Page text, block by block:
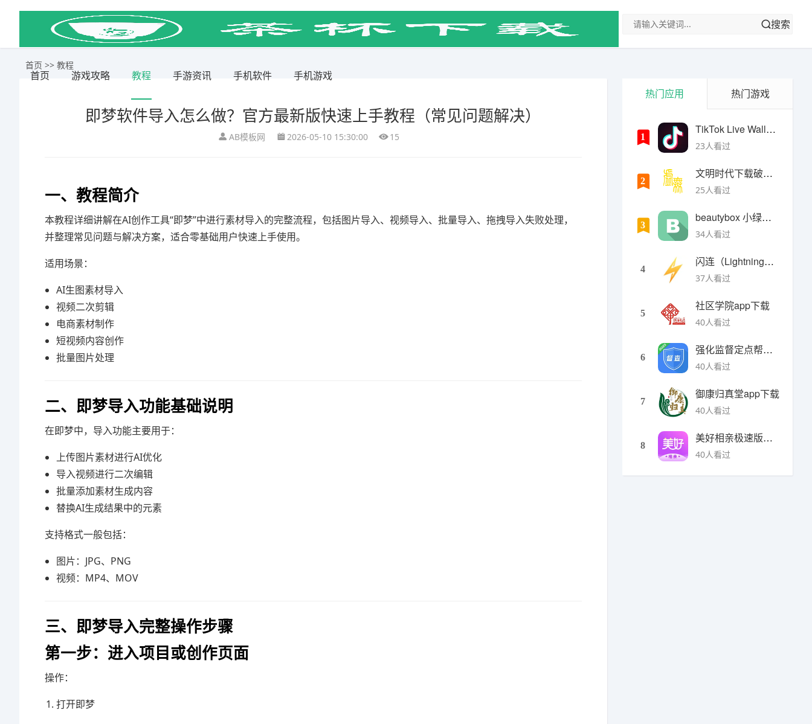
首页 游戏攻略 教程 手游资讯 手机软件 手机游戏
搜索
首页 >> 教程
即梦软件导入怎么做？官方最新版快速上手教程（常见问题解决）
AB模板网 2026-05-10 15:30:00 15
一、教程简介
本教程详细讲解在AI创作工具“即梦”中进行素材导入的完整流程，包括图片导入、视频导入、批量导入、拖拽导入失败处理，
并整理常见问题与解决方案，适合零基础用户快速上手使用。
适用场景：
AI生图素材导入
视频二次剪辑
电商素材制作
短视频内容创作
批量图片处理
二、即梦导入功能基础说明
在即梦中，导入功能主要用于：
上传图片素材进行AI优化
导入视频进行二次编辑
批量添加素材生成内容
替换AI生成结果中的元素
支持格式一般包括：
图片：JPG、PNG
视频：MP4、MOV
三、即梦导入完整操作步骤
第一步：进入项目或创作页面
操作：
打开即梦
热门应用 热门游戏
1
TikTok Live Wallpaper
23人看过
2
文明时代下载破解版无限金币最新版
25人看过
3
beautybox 小绿盒正版最新免费下载
34人看过
4
闪连（LightningX）加速器app
37人看过
5
社区学院app下载
40人看过
6
强化监督定点帮扶下载
40人看过
7
御康归真堂app下载
40人看过
8
美好相亲极速版下载
40人看过